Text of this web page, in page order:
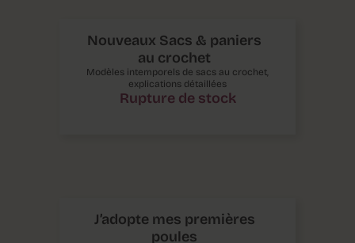
Nouveaux Sacs & paniers
au crochet
Modèles intemporels de sacs au crochet,
explications détaillées
Rupture de stock
J’adopte mes premières
poules